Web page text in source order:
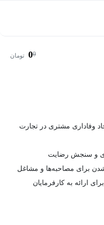
0
0 تومان
وفاداری مشتری در تجارت
و سنجش رضایت
برای مصاحبه‌ها و مشاغل
ارائه به کارفرمایان